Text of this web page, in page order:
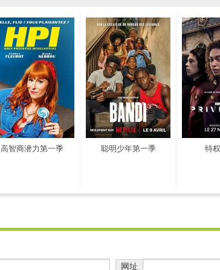
高智商潜力第一季 聪明少年第一季 特
网址